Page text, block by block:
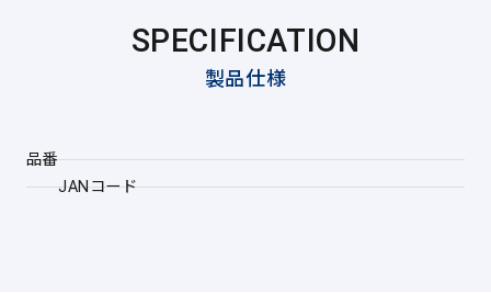
SPECIFICATION
製品仕様
品番
JANコード